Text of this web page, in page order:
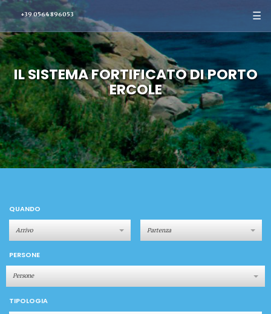
+39 0564 896053 ☰
IL SISTEMA FORTIFICATO DI PORTO
ERCOLE
QUANDO
PERSONE
Persone
TIPOLOGIA